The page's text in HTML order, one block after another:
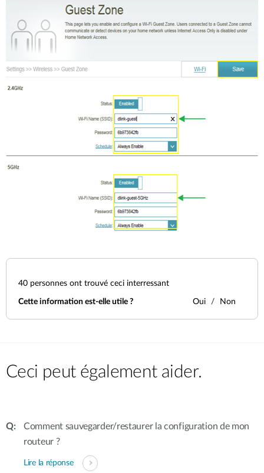
40 personnes ont trouvé ceci interressant
Cette information est-elle utile ? Oui Non
Ceci peut également aider.
Comment sauvegarder/restaurer la configuration de mon
routeur ?
Lire la réponse